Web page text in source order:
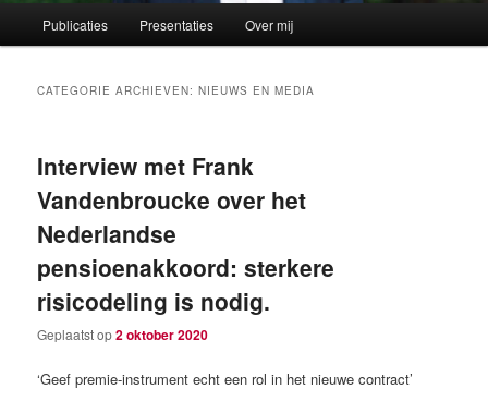
Publicaties Presentaties Over mij
CATEGORIE ARCHIEVEN:NIEUWS EN MEDIA
Interview met Frank
Vandenbroucke over het
Nederlandse
pensioenakkoord: sterkere
risicodeling is nodig.
Geplaatst op2 oktober 2020
‘Geef premie-instrument echt een rol in het nieuwe contract’